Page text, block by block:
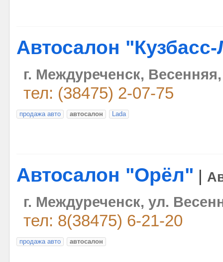
Автосалон
г. Междуреченск,
тел: (38475) 2-07-75
продажа авто автосалон Lada
Автосалон "Орёл"
г. Междуреченск, ул.
тел: 8(38475) 6-21-20
продажа авто автосалон